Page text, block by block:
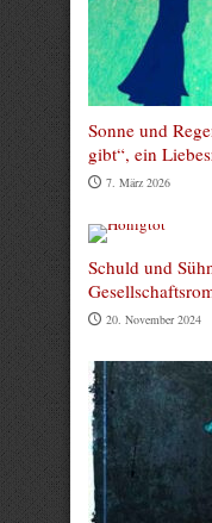
Sonne und
gibt“, ein
7. März 2026
Schuld und
20. November 2024